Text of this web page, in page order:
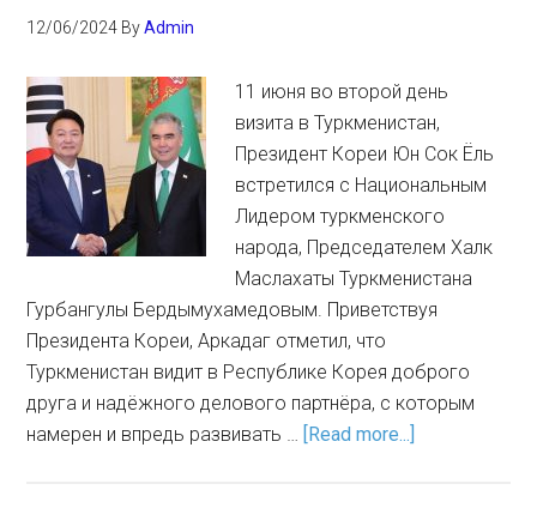
12/06/2024 ByAdmin
11 июня во второй день
визита в Туркменистан,
Президент Кореи Юн Сок Ёль
встретился с Национальным
Лидером туркменского
народа, Председателем Халк
Маслахаты Туркменистана
Гурбангулы Бердымухамедовым. Приветствуя
Президента Кореи, Аркадаг отметил, что
Туркменистан видит в Республике Корея доброго
друга и надёжного делового партнёра, с которым
намерен и впредь развивать … [Read more...]